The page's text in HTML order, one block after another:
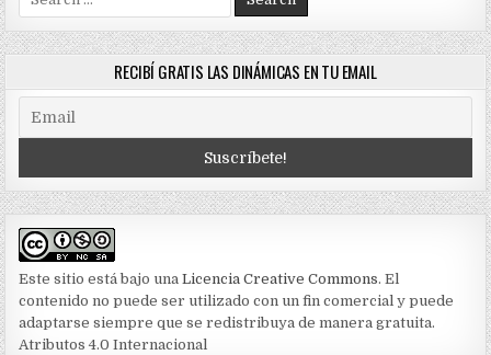
for:
RECIBÍ GRATIS LAS DINÁMICAS EN TU EMAIL
Este sitio está bajo unaLicencia Creative Commons. El
contenido no puede ser utilizado con un fin comercial y puede
adaptarse siempre que se redistribuya de manera gratuita.
Atributos 4.0 Internacional